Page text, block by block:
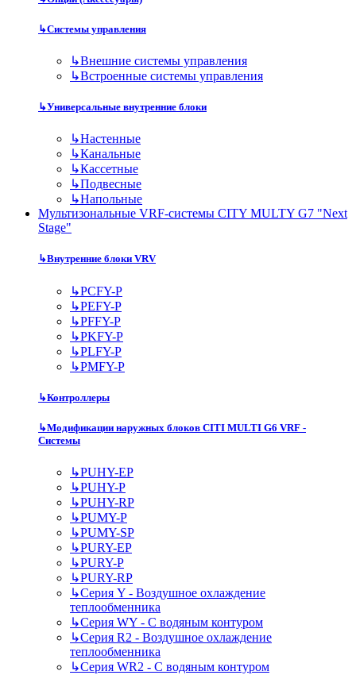
↳Системы управления
↳Внешние системы управления
↳Встроенные системы управления
↳Универсальные внутренние блоки
↳Настенные
↳Канальные
↳Кассетные
↳Подвесные
↳Напольные
Мультизональные VRF-системы CITY MULTY G7 "Next
Stage"
↳Внутренние блоки VRV
↳PCFY-P
↳PEFY-P
↳PFFY-P
↳PKFY-P
↳PLFY-P
↳PMFY-P
↳Контроллеры
↳Модификации наружных блоков CITI MULTI G6 VRF -
Системы
↳PUHY-EP
↳PUHY-P
↳PUHY-RP
↳PUMY-P
↳PUMY-SP
↳PURY-EP
↳PURY-P
↳PURY-RP
↳Серия Y - Воздушное охлаждение
теплообменника
↳Серия WY - С водяным контуром
↳Серия R2 - Воздушное охлаждение
теплообменника
↳Серия WR2 - С водяным контуром